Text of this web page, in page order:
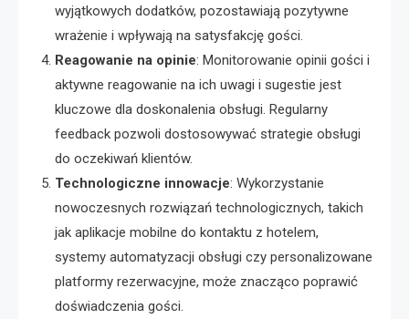
wyjątkowych dodatków, pozostawiają pozytywne
wrażenie i wpływają na satysfakcję gości.
Reagowanie na opinie: Monitorowanie opinii gości i
aktywne reagowanie na ich uwagi i sugestie jest
kluczowe dla doskonalenia obsługi. Regularny
feedback pozwoli dostosowywać strategie obsługi
do oczekiwań klientów.
Technologiczne innowacje: Wykorzystanie
nowoczesnych rozwiązań technologicznych, takich
jak aplikacje mobilne do kontaktu z hotelem,
systemy automatyzacji obsługi czy personalizowane
platformy rezerwacyjne, może znacząco poprawić
doświadczenia gości.